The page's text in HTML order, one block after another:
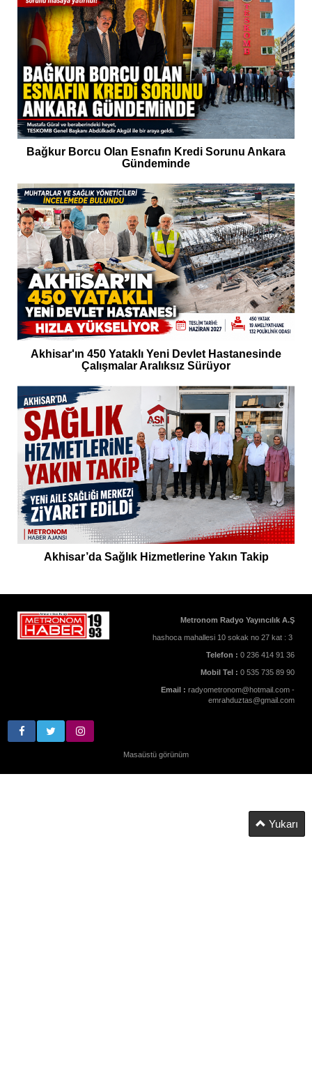
Bağkur Borcu Olan Esnafın Kredi Sorunu Ankara
Gündeminde
Akhisar'ın 450 Yataklı Yeni Devlet Hastanesinde
Çalışmalar Aralıksız Sürüyor
Akhisar’da Sağlık Hizmetlerine Yakın Takip
Metronom Radyo Yayıncılık A.Ş
hashoca mahallesi 10 sokak no 27 kat : 3
Telefon : 0 236 414 91 36
Mobil Tel : 0 535 735 89 90
Email : radyometronom@hotmail.com -
emrahduztas@gmail.com
Masaüstü görünüm
Yukarı